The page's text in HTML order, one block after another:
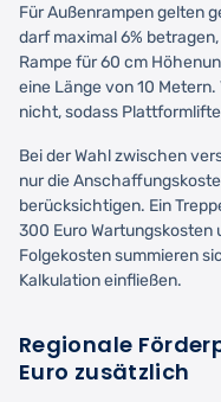
Für Außenrampen gelten
darf maximal 6%
Rampe für 60 cm
eine Länge von 10
nicht, sodass
Bei der Wahl zwischen
nur die
berücksichtigen. Ein
300 Euro Wartungskosten
Folgekosten summieren
Kalkulation einfließen.
Regionale
Euro zusätzlich